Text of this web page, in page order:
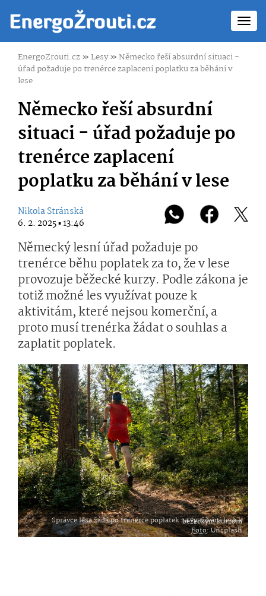
EnergoZrouti.cz»Lesy»Německo řeší absurdní situaci -
úřad požaduje po trenérce zaplacení poplatku za běhání v
lese
Německo řeší absurdní
situaci - úřad požaduje po
trenérce zaplacení
poplatku za běhání v lese
Nikola Stránská
6. 2. 2025 ▪ 13:46
Německý lesní úřad požaduje po
trenérce běhu poplatek za to, že v lese
provozuje běžecké kurzy. Podle zákona je
totiž možné les využívat pouze k
aktivitám, které nejsou komerční, a
proto musí trenérka žádat o souhlas a
zaplatit poplatek.
Správce lesa žádá po trenérce poplatek za využívání lesa k běžeckým kurzům
Foto: Unsplash